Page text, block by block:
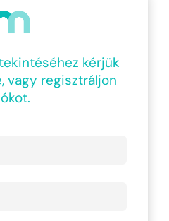
kérjük
vagy regisztráljon